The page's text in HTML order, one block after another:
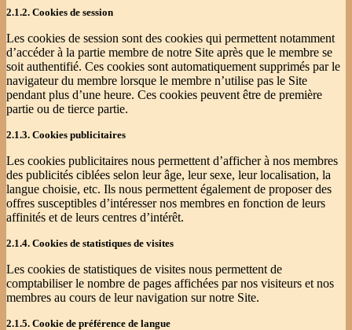
2.1.2. Cookies de session
Les cookies de session sont des cookies qui permettent notamment
d’accéder à la partie membre de notre Site après que le membre se
soit authentifié. Ces cookies sont automatiquement supprimés par le
navigateur du membre lorsque le membre n’utilise pas le Site
pendant plus d’une heure. Ces cookies peuvent être de première
partie ou de tierce partie.
2.1.3. Cookies publicitaires
Les cookies publicitaires nous permettent d’afficher à nos membres
des publicités ciblées selon leur âge, leur sexe, leur localisation, la
langue choisie, etc. Ils nous permettent également de proposer des
offres susceptibles d’intéresser nos membres en fonction de leurs
affinités et de leurs centres d’intérêt.
2.1.4. Cookies de statistiques de visites
Les cookies de statistiques de visites nous permettent de
comptabiliser le nombre de pages affichées par nos visiteurs et nos
membres au cours de leur navigation sur notre Site.
2.1.5. Cookie de préférence de langue